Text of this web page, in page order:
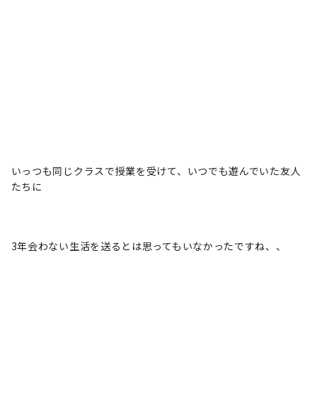
いっつも同じクラスで授業を受けて、いつでも遊んでいた友人
たちに
3年会わない生活を送るとは思ってもいなかったですね、、